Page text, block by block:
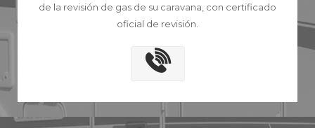
de la revisión de gas de su caravana, con certificado
oficial de revisión.